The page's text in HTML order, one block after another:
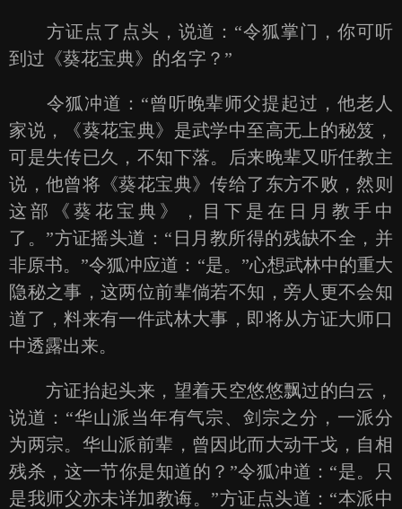
方证点了点头，说道：“令狐掌门，你可听
到过《葵花宝典》的名字？”
令狐冲道：“曾听晚辈师父提起过，他老人
家说，《葵花宝典》是武学中至高无上的秘笈，
可是失传已久，不知下落。后来晚辈又听任教主
说，他曾将《葵花宝典》传给了东方不败，然则
这部《葵花宝典》，目下是在日月教手中
了。”方证摇头道：“日月教所得的残缺不全，并
非原书。”令狐冲应道：“是。”心想武林中的重大
隐秘之事，这两位前辈倘若不知，旁人更不会知
道了，料来有一件武林大事，即将从方证大师口
中透露出来。
方证抬起头来，望着天空悠悠飘过的白云，
说道：“华山派当年有气宗、剑宗之分，一派分
为两宗。华山派前辈，曾因此而大动干戈，自相
残杀，这一节你是知道的？”令狐冲道：“是。只
是我师父亦未详加教诲。”方证点头道：“本派中